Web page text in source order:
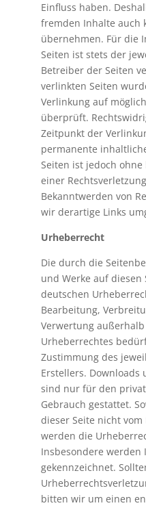
Einfluss haben.
fremden Inhalte auch
übernehmen. Für die
Seiten ist stets der
Betreiber der Seiten
verlinkten Seiten
Verlinkung auf
überprüft.
Zeitpunkt der
permanente
Seiten ist jedoch
einer
Bekanntwerden von
wir derartige Links
Urheberrecht
Die durch die
und Werke auf
deutschen
Bearbeitung,
Verwertung
Urheberrechtes
Zustimmung des
Erstellers. Downloads
sind nur für den
Gebrauch gestattet.
dieser Seite nicht
werden die
Insbesondere werden
gekennzeichnet.
bitten wir um einen